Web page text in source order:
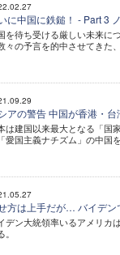
に中国に鉄鎚！ - Part 3
を待ち受ける厳しい未来に
々の予言を的中させてきた
アの警告 中国が香港・
は建国以来最大となる「国
愛国主義ナチズム」の中国
方は上手だが… バイデ
デン大統領率いるアメリカ